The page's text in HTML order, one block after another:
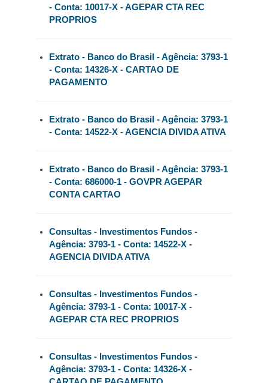
- Conta: 10017-X - AGEPAR CTA REC
PROPRIOS
Extrato - Banco do Brasil - Agência: 3793-1
- Conta: 14326-X - CARTAO DE
PAGAMENTO
Extrato - Banco do Brasil - Agência: 3793-1
- Conta: 14522-X - AGENCIA DIVIDA ATIVA
Extrato - Banco do Brasil - Agência: 3793-1
- Conta: 686000-1 - GOVPR AGEPAR
CONTA CARTAO
Consultas - Investimentos Fundos -
Agência: 3793-1 - Conta: 14522-X -
AGENCIA DIVIDA ATIVA
Consultas - Investimentos Fundos -
Agência: 3793-1 - Conta: 10017-X -
AGEPAR CTA REC PROPRIOS
Consultas - Investimentos Fundos -
Agência: 3793-1 - Conta: 14326-X -